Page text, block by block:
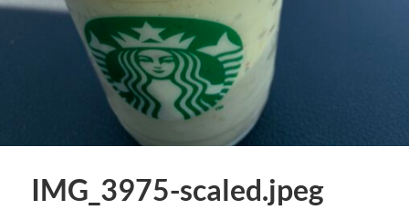
IMG_3975-scaled.jpeg